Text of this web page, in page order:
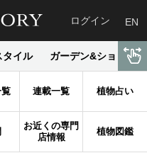
ログイン EN
タイル ガーデン&ショップ
連載一覧 植物占い
お近くの専門
店情報
植物図鑑